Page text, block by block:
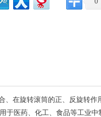
、在旋转滚筒的正、反旋转作
医药、化工、食品等工业中